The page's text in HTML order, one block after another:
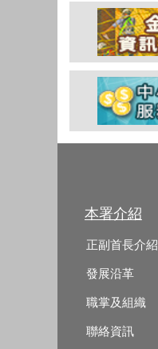
本署介紹
正副首長介紹
發展沿革
職掌及組織
聯絡資訊